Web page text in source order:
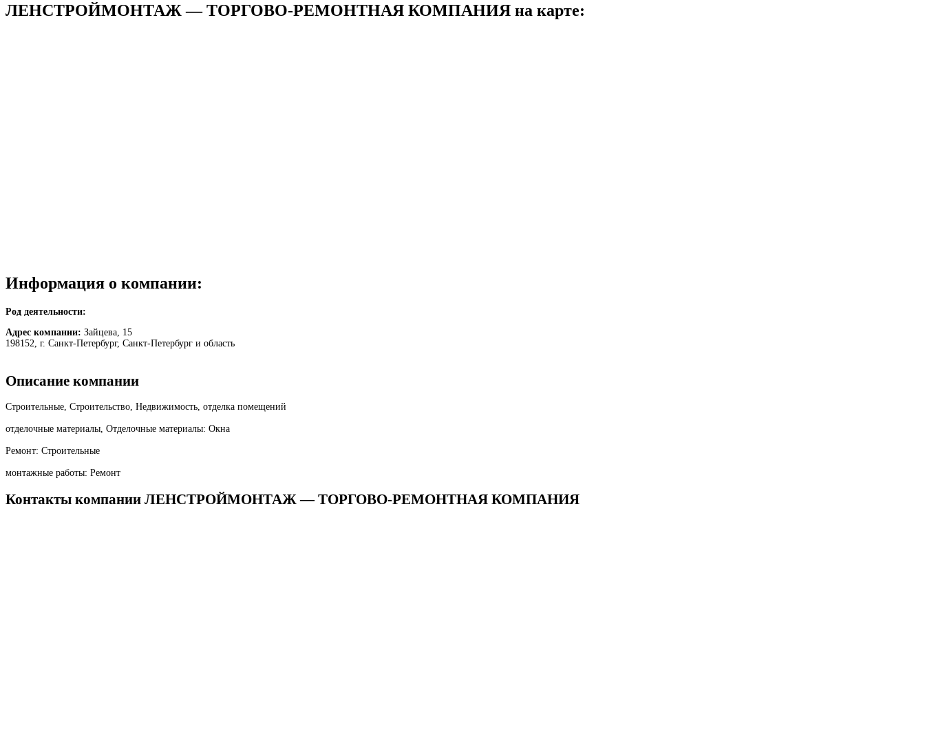
ЛЕНСТРОЙМОНТАЖ — ТОРГОВО-РЕМОНТНАЯ КОМПАНИЯ на карте:
Информация о компании:
Род деятельности:
Адрес компании: Зайцева, 15
198152, г. Санкт-Петербург, Санкт-Петербург и область
Описание компании
Строительные, Строительство, Недвижимость, отделка помещений
отделочные материалы, Отделочные материалы: Окна
Ремонт: Строительные
монтажные работы: Ремонт
Контакты компании ЛЕНСТРОЙМОНТАЖ — ТОРГОВО-РЕМОНТНАЯ КОМПАНИЯ